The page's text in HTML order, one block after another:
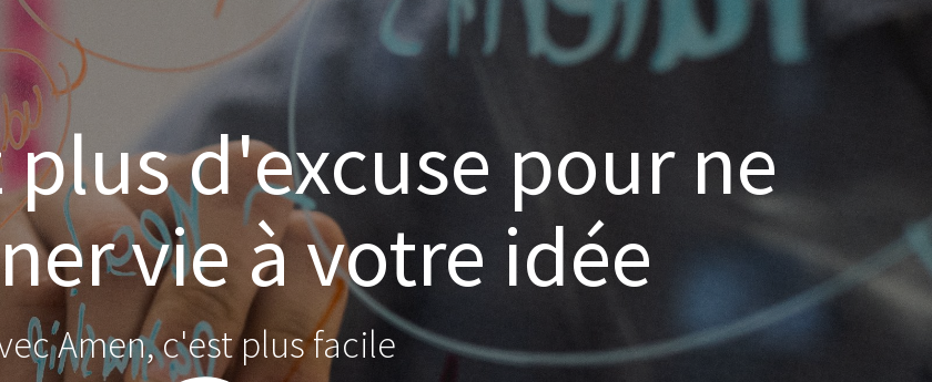
plus d'excuse pour ne
vie à votre idée
Amen, c'est plus facile